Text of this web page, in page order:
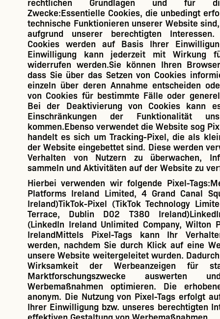
rechtlichen Grundlagen und für
Zwecke:Essentielle Cookies, die unbedingt
technische Funktionieren unserer Website
aufgrund unserer berechtigten
Cookies werden auf Basis Ihrer
Einwilligung kann jederzeit mit Wirkung
widerrufen werden.Sie können Ihren
dass Sie über das Setzen von Cookies
einzeln über deren Annahme entscheiden
von Cookies für bestimmte Fälle oder
Bei der Deaktivierung von Cookies kann
Einschränkungen der Funktionalität
kommen.Ebenso verwendet die Website sog
handelt es sich um Tracking-Pixel, die als
der Website eingebettet sind. Diese werden
Verhalten von Nutzern zu überwachen,
sammeln und Aktivitäten auf der Website zu
Hierbei verwenden wir folgende Pixel-Tags:
Platforms Ireland Limited, 4 Grand Canal
Ireland)TikTok-Pixel (TikTok Technology
Terrace, Dublin D02 T380 Ireland)
(LinkedIn Ireland Unlimited Company, Wilton
IrelandMittels Pixel-Tags kann Ihr
werden, nachdem Sie durch Klick auf eine
unsere Website weitergeleitet wurden.
Wirksamkeit der Werbeanzeigen für
Marktforschungszwecke auswerten
Werbemaßnahmen optimieren. Die
anonym. Die Nutzung von Pixel-Tags erfolgt
Ihrer Einwilligung bzw. unseres berechtigten